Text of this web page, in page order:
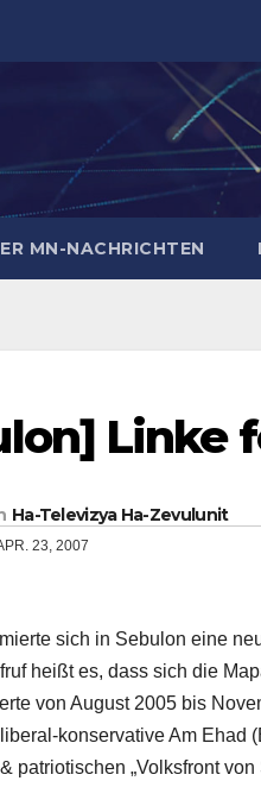
MN-NACHRICHTEN
Linke
Ha-Televizya Ha-Zevulunit
23, 2007
sich in Sebulon eine
heißt es, dass sich die
von August 2005 bis
konservative Am Ehad
patriotischen „Volksfront